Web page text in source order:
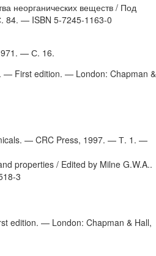
неорганических веществ / Под
— ISBN 5-7245-1163-0
— С. 16.
— First edition. — London: Chapman &
— CRC Press, 1997. — Т. 1. —
properties / Edited by Milne G.W.A..
3
edition. — London: Chapman & Hall,